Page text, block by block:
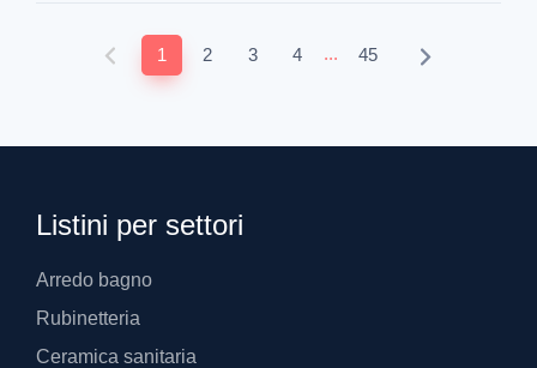
1 2 3 4 ... 45
Listini per settori
Arredo bagno
Rubinetteria
Ceramica sanitaria